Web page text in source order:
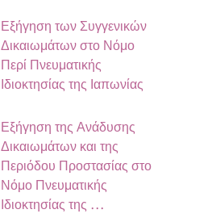
Εξήγηση των Συγγενικών
Δικαιωμάτων στο Νόμο
Περί Πνευματικής
Ιδιοκτησίας της Ιαπωνίας
Εξήγηση της Ανάδυσης
Δικαιωμάτων και της
Περιόδου Προστασίας στο
Νόμο Πνευματικής
Ιδιοκτησίας της …